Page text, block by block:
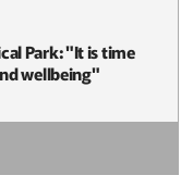
Park: "It is time
wellbeing"